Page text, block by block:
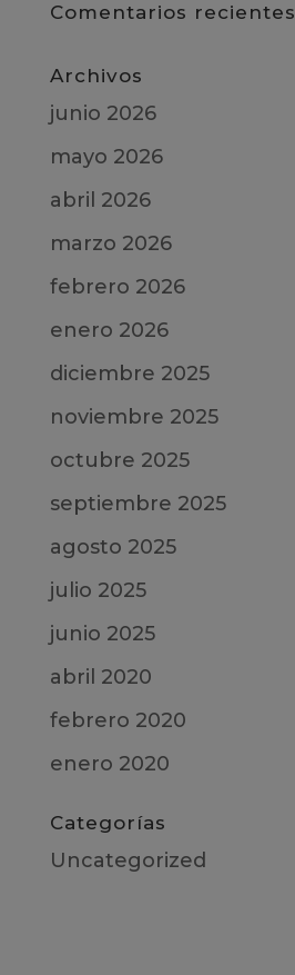
Comentarios recientes
Archivos
junio 2026
mayo 2026
abril 2026
marzo 2026
febrero 2026
enero 2026
diciembre 2025
noviembre 2025
octubre 2025
septiembre 2025
agosto 2025
julio 2025
junio 2025
abril 2020
febrero 2020
enero 2020
Categorías
Uncategorized